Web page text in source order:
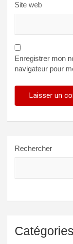
Site web
Enregistrer mon
navigateur pour
Rechercher
Catégories